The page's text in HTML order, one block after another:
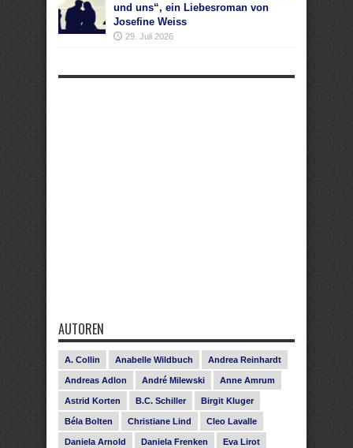
und uns“, ein Liebesroman von
Josefine Weiss
29. Juli 2026
AUTOREN
A. Collin Anabelle Wildbuch Andrea Reinhardt
Andreas Adlon André Milewski Anne Amrum
Astrid Korten B.C. Schiller Birgit Kluger
Béla Bolten Christiane Lind Cleo Lavalle
Daniela Arnold Daniela Frenken Eva Lirot